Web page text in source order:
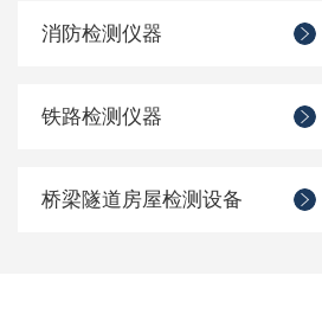
消防检测仪器
铁路检测仪器
桥梁隧道房屋检测设备